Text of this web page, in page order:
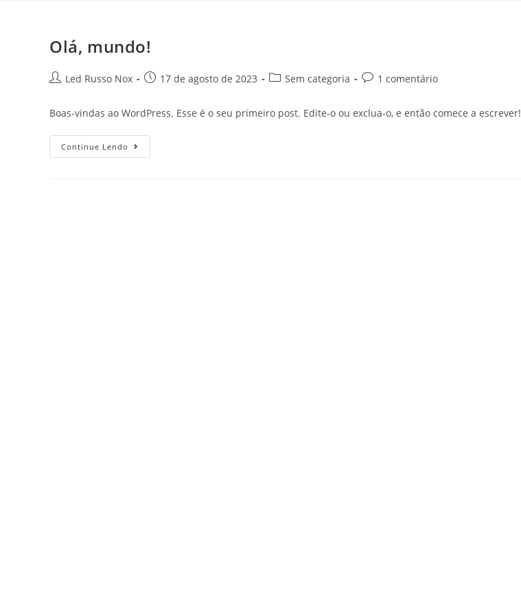
Olá, mundo!
Led Russo Nox 17 de agosto de 2023 Sem categoria 1 comentário
Boas-vindas ao WordPress. Esse é o seu primeiro post. Edite-o ou exclua-o, e então comece a escrever!
Continue Lendo